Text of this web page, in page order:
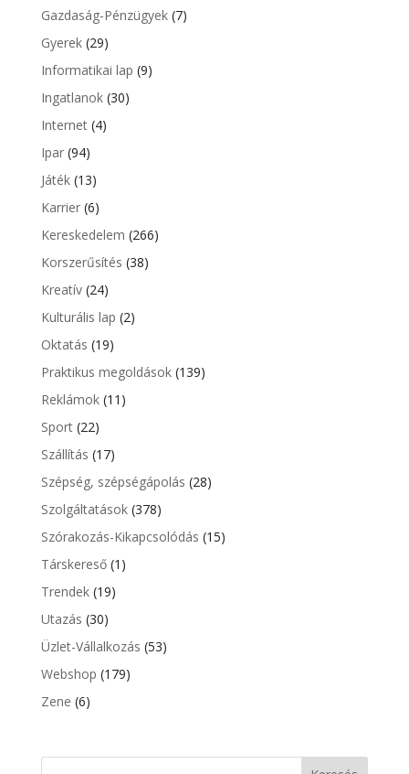
Gazdaság-Pénzügyek(7)
Gyerek(29)
Informatikai lap (9)
Ingatlanok(30)
Internet(4)
Ipar(94)
Játék(13)
Karrier(6)
Kereskedelem (266)
Korszerűsítés (38)
Kreatív(24)
Kulturális lap (2)
Oktatás (19)
Praktikus megoldások(139)
Reklámok(11)
Sport(22)
Szállítás (17)
Szépség, szépségápolás (28)
Szolgáltatások(378)
Szórakozás-Kikapcsolódás (15)
Társkereső(1)
Trendek(19)
Utazás (30)
Üzlet-Vállalkozás (53)
Webshop (179)
Zene (6)